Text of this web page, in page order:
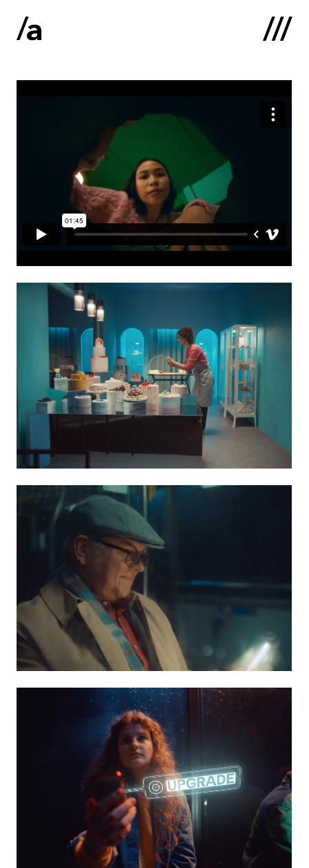
:
Par mums
Kontakti
Portfolio